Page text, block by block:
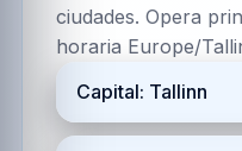
ciudades. Opera
horaria Europe/
Capital: Tallinn